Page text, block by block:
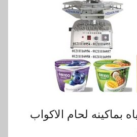
بماكينه لحام الاكواب